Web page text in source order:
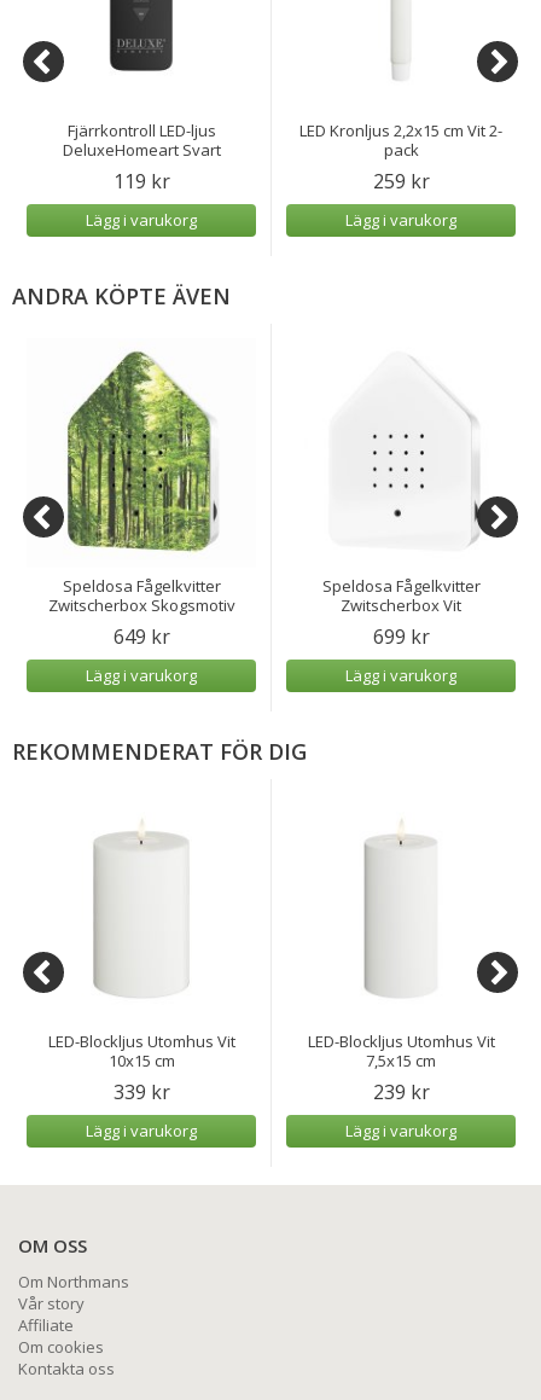
Fjärrkontroll LED-ljus
DeluxeHomeart Svart
119 kr
Lägg i varukorg
LED Kronljus 2,2x15 cm Vit 2-
pack
259 kr
Lägg i varukorg
ANDRA KÖPTE ÄVEN
Speldosa Fågelkvitter
Zwitscherbox Skogsmotiv
649 kr
Lägg i varukorg
Speldosa Fågelkvitter
Zwitscherbox Vit
699 kr
Lägg i varukorg
REKOMMENDERAT FÖR DIG
LED-Blockljus Utomhus Vit
10x15 cm
339 kr
Lägg i varukorg
LED-Blockljus Utomhus Vit
7,5x15 cm
239 kr
Lägg i varukorg
OM OSS
Om Northmans
Vår story
Affiliate
Om cookies
Kontakta oss